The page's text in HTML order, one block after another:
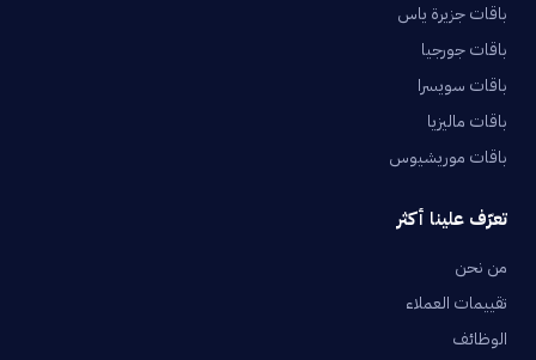
باقات جزيرة ياس
باقات جورجيا
باقات سويسرا
باقات ماليزيا
باقات موريشيوس
تعرّف علينا أكثر
من نحن
تقييمات العملاء
الوظائف